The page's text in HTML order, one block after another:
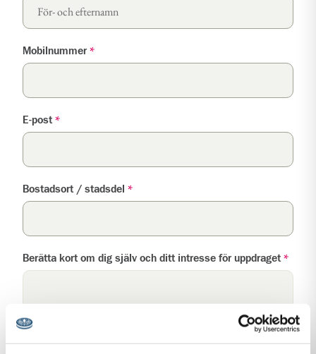
Mobilnummer *
E-post *
Bostadsort / stadsdel *
Berätta kort om dig själv och ditt intresse för uppdraget *